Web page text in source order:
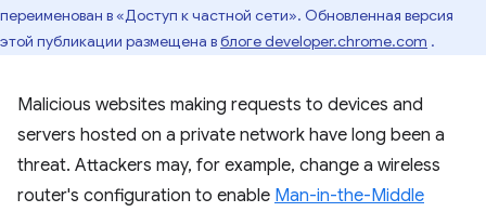
переименован в «Доступ к частной сети». Обновленная версия
этой публикации размещена вблоге developer.chrome.com .
Malicious websites making requests to devices and
servers hosted on a private network have long been a
threat. Attackers may, for example, change a wireless
router's configuration to enable Man-in-the-Middle